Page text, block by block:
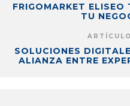
FRIGOMARKET ELISEO
TU
SOLUCIONES
ALIANZA ENTRE